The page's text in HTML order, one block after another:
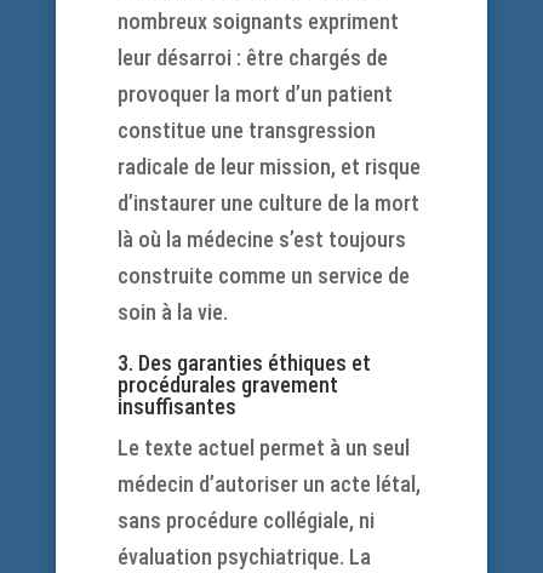
nombreux soignants expriment
leur désarroi : être chargés de
provoquer la mort d’un patient
constitue une transgression
radicale de leur mission, et risque
d’instaurer une culture de la mort
là où la médecine s’est toujours
construite comme un service de
soin à la vie.
3. Des garanties éthiques et
procédurales gravement
insuffisantes
Le texte actuel permet à un seul
médecin d’autoriser un acte létal,
sans procédure collégiale, ni
évaluation psychiatrique. La